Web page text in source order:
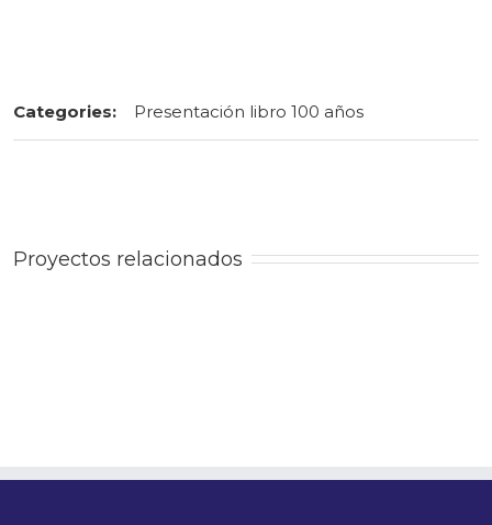
Categories: Presentación libro 100 años
Proyectos relacionados